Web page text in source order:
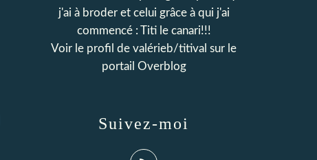
j'ai à broder et celui grâce à qui j'ai
commencé : Titi le canari!!!
Voir le profil de valérieb/titival sur le
portail Overblog
Suivez-moi